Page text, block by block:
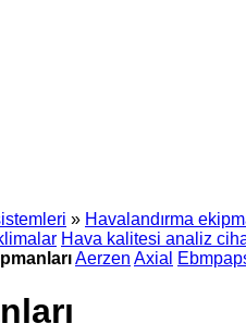
» Havalandırma
Hava kalitesi analiz
Aerzen Axial